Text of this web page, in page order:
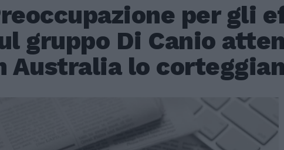
per gli
gruppo Di Canio
Australia lo